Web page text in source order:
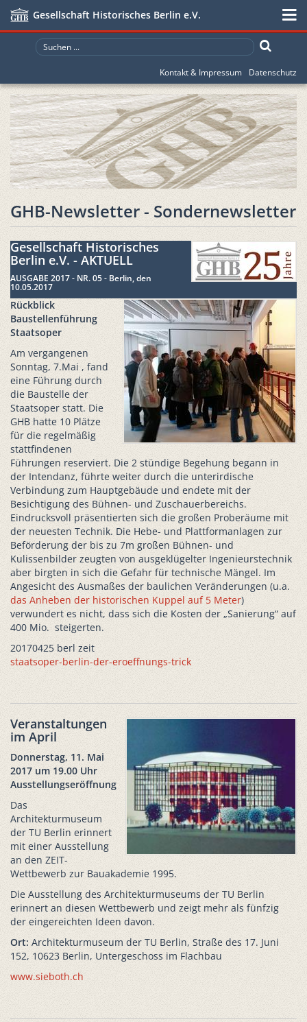
Gesellschaft Historisches Berlin e.V.
Kontakt & Impressum Datenschutz
GHB-Newsletter - Sondernewsletter
Gesellschaft Historisches
Berlin e.V. - AKTUELL
AUSGABE 2017 - NR. 05 - Berlin, den
10.05.2017
Rückblick
Baustellenführung
Staatsoper
Am vergangenen
Sonntag, 7.Mai , fand
eine Führung durch
die Baustelle der
Staatsoper statt. Die
GHB hatte 10 Plätze
für die regelmäßig
stattfindenen
Führungen reserviert. Die 2 stündige Begehung begann in
der Intendanz, führte weiter durch die unterirdische
Verbindung zum Hauptgebäude und endete mit der
Besichtigung des Bühnen- und Zuschauerbereichs.
Eindrucksvoll präsentierten sich die großen Proberäume mit
der neuesten Technik. Die Hebe- und Plattformanlagen zur
Beförderung der bis zu 7m großen Bühnen- und
Kulissenbilder zeugten von ausgeklügelter Ingenieurstechnik
aber birgten in sich die Gefahr für technische Mängel. Im
Angesicht des Ausmaßes der baulichen Veränderungen (u.a.
das Anheben der historischen Kuppel auf 5 Meter)
verwundert es nicht, dass sich die Kosten der „Sanierung“ auf
400 Mio. steigerten.
20170425 berl zeit
staatsoper-berlin-der-eroeffnungs-trick
Veranstaltungen
im April
Donnerstag, 11. Mai
2017 um 19.00 Uhr
Ausstellungseröffnung
Das
Architekturmuseum
der TU Berlin erinnert
mit einer Ausstellung
an den ZEIT-
Wettbewerb zur Bauakademie 1995.
Die Ausstellung des Architekturmuseums der TU Berlin
erinnert an diesen Wettbewerb und zeigt mehr als fünfzig
der eingereichten Ideen davon.
Ort: Architekturmuseum der TU Berlin, Straße des 17. Juni
152, 10623 Berlin, Untergeschoss im Flachbau
www.sieboth.ch